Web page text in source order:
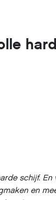
schijf. En
en